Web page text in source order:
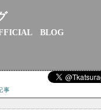
BLOG
事